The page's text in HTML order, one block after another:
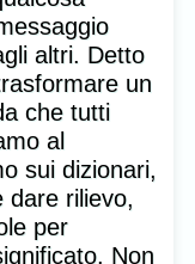
altri. Detto
un
che tutti
al
sui dizionari,
dare rilievo,
per
Non